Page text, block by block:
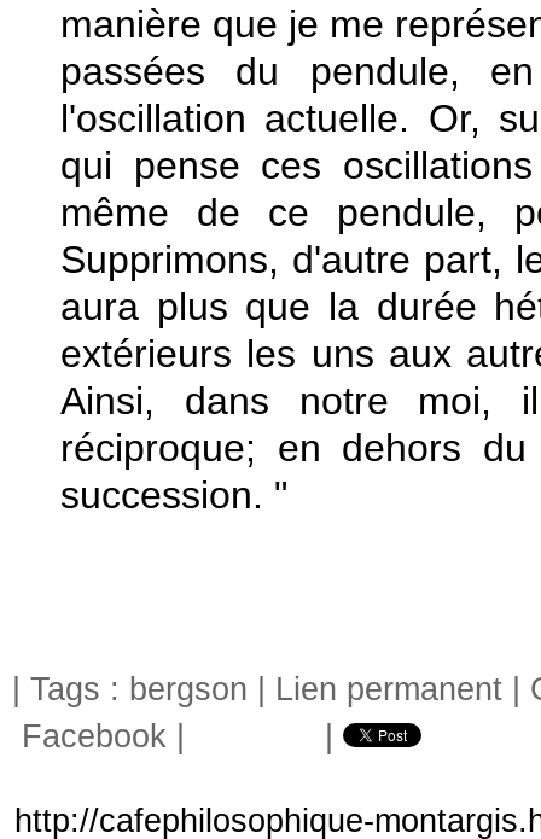
manière que je me
passées du pendule,
l'oscillation actuelle. Or,
qui pense ces
même de ce pendule,
Supprimons, d'autre part,
aura plus que la durée
extérieurs les uns aux
Ainsi, dans notre moi,
réciproque; en dehors
succession. "
| Tags : bergson Lien permanent
Facebook
http://cafephilosophique-